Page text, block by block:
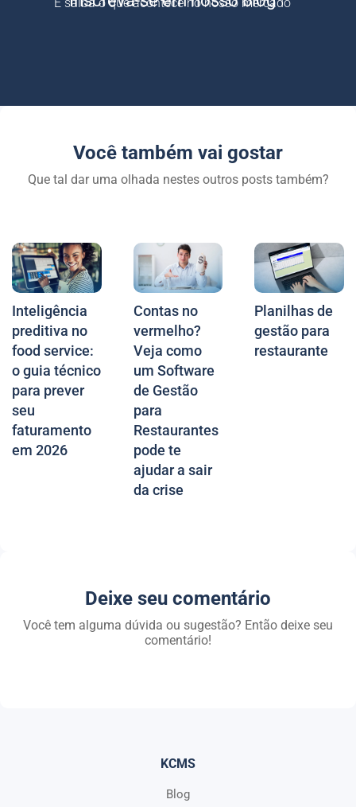
Você também vai gostar
Que tal dar uma olhada nestes outros posts também?
Inteligência
preditiva no
food service:
o guia técnico
para prever
seu
faturamento
em 2026
Contas no
vermelho?
Veja como
um Software
de Gestão
para
Restaurantes
pode te
ajudar a sair
da crise
Planilhas de
gestão para
restaurante
Deixe seu comentário
Você tem alguma dúvida ou sugestão? Então deixe seu
comentário!
KCMS
Blog